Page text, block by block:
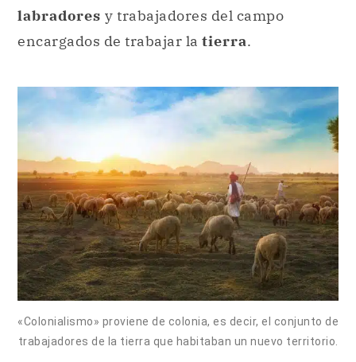
labradores y trabajadores del campo
encargados de trabajar la tierra.
«Colonialismo» proviene de colonia, es decir, el conjunto de
trabajadores de la tierra que habitaban un nuevo territorio.